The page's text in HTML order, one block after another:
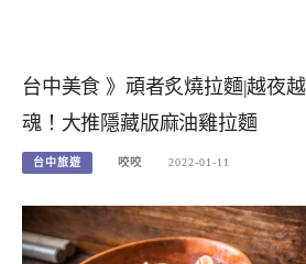
台中美食 》頑者炙燒拉麵|越夜
魂！大推隱藏版麻油雞拉麵
台中旅遊 咬咬 2022-01-11